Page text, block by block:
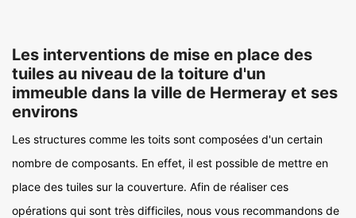
Les interventions de mise en place des
tuiles au niveau de la toiture d'un
immeuble dans la ville de Hermeray et ses
environs
Les structures comme les toits sont composées d'un certain
nombre de composants. En effet, il est possible de mettre en
place des tuiles sur la couverture. Afin de réaliser ces
opérations qui sont très difficiles, nous vous recommandons de